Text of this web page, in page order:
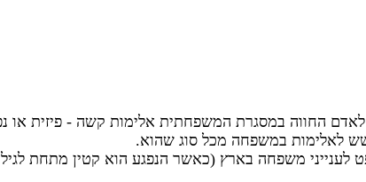
לאלימות במשפחה מכל סוג שהוא.
הוא קטין מתחת לגיל 18, ניתן להגיש את הבקשה בבית המשפט לענייני משפחה בלבד).